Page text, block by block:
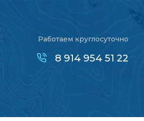
Работаем круглосуточно
8 914 954 51 22